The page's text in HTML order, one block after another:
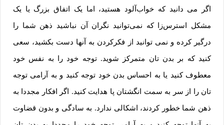
اگر می ‌دانید که خواب‌آلود هستید، اما یک اتفاق بزرگ یا یک
مشکل استرس‌زا که نمی‌توانید نگران آن نباشید ذهن شما را
درگیر کرده و نمی توانید از فکرکردن به آنها دست بکشید، سعی
کنید که بر بدن تان متمرکز شوید. توجه خود را به نفس خود
معطوف کنید یا به احساس بدن خود توجه کنید و به آرامی توجه
تان را از سر به سمت انگشتان پا هدایت کنید. اگر افکار مجددا به
ذهن شما خطور کردند، اشکالی ندارد. به سادگی و بدون قضاوت